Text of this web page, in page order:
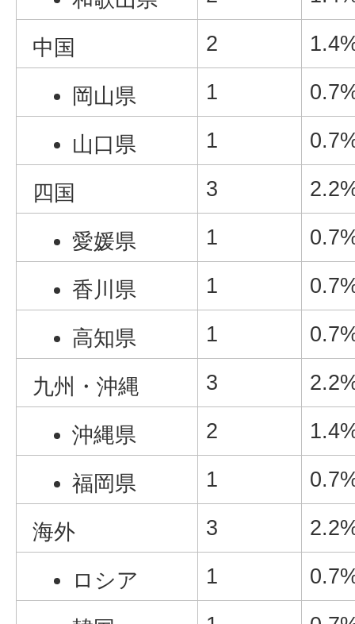
中国 2
岡山県 1
山口県 1
四国 3
愛媛県 1
香川県 1
高知県 1
九州・沖縄 3
沖縄県 2
福岡県 1
海外 3
ロシア 1